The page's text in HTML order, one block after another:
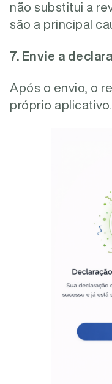
não substitui a
são a principal
7. Envie a
Após o envio, o
próprio aplicativo.